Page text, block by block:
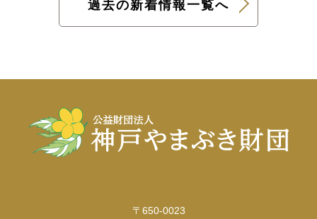
過去の新着情報一覧へ
〒650-0023